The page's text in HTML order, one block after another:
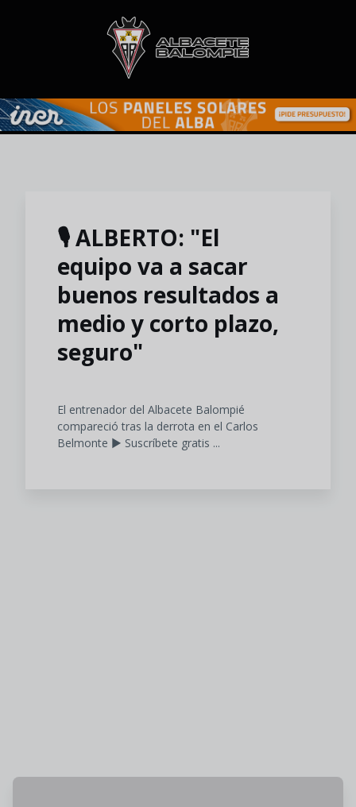
Skip to main content
🎙️ ALBERTO: "El
equipo va a sacar
buenos resultados a
medio y corto plazo,
seguro"
El entrenador del Albacete Balompié
compareció tras la derrota en el Carlos
Belmonte ▶️ Suscríbete gratis ...